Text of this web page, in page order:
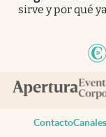
sirve y por qué
Contacto